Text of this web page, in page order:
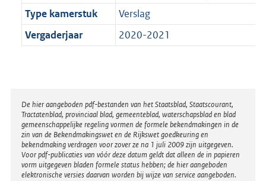
Type kamerstuk
Verslag
Vergaderjaar
2020-2021
Disclaimer
De hier aangeboden pdf-bestanden van het Staatsblad, Staatscourant,
Tractatenblad, provinciaal blad, gemeenteblad, waterschapsblad en blad
gemeenschappelijke regeling vormen de formele bekendmakingen in de
zin van de Bekendmakingswet en de Rijkswet goedkeuring en
bekendmaking verdragen voor zover ze na 1 juli 2009 zijn uitgegeven.
Voor pdf-publicaties van vóór deze datum geldt dat alleen de in papieren
vorm uitgegeven bladen formele status hebben; de hier aangeboden
elektronische versies daarvan worden bij wijze van service aangeboden.